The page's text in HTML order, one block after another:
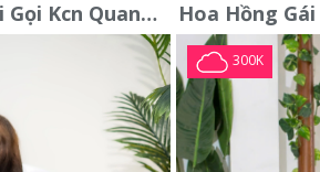
Hoàng Ngân Gái Gọi Kcn Quang Minh - Mê Linh . Hàng Vip Lần Đầu
300K